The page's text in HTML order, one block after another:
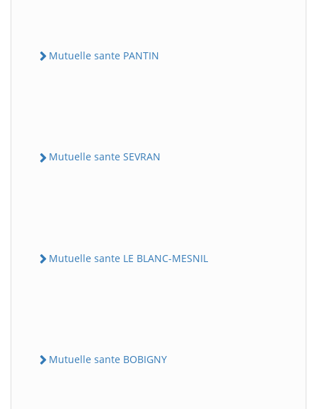
Mutuelle sante PANTIN
Mutuelle sante SEVRAN
Mutuelle sante LE BLANC-MESNIL
Mutuelle sante BOBIGNY